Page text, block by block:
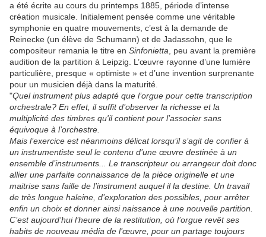
a été écrite au cours du printemps 1885, période d’intense
création musicale. Initialement pensée comme une véritable
symphonie en quatre mouvements, c’est à la demande de
Reinecke (un élève de Schumann) et de Jadassohn, que le
compositeur remania le titre en Sinfonietta , peu avant la première
audition de la partition à Leipzig. L’œuvre rayonne d’une lumière
particulière, presque « optimiste » et d’une invention surprenante
pour un musicien déjà dans la maturité.
"Quel instrument plus adapté que l’orgue pour cette transcription
orchestrale? En effet, il suffit d’observer la richesse et la
multiplicité des timbres qu'il contient pour l’associer sans
équivoque à l’orchestre.
Mais l’exercice est néanmoins délicat lorsqu’il s’agit de confier à
un instrumentiste seul le contenu d’une œuvre destinée à un
ensemble d’instruments... Le transcripteur ou arrangeur doit donc
allier une parfaite connaissance de la pièce originelle et une
maitrise sans faille de l’instrument auquel il la destine. Un travail
de très longue haleine, d’exploration des possibles, pour arrêter
enfin un choix et donner ainsi naissance à une nouvelle partition.
C’est aujourd’hui l’heure de la restitution, où l’orgue revêt ses
habits de nouveau média de l’œuvre, pour un partage toujours